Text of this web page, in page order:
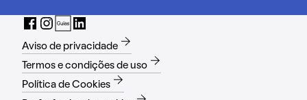
Aviso de privacidade
Termos e condições de uso
Política de Cookies